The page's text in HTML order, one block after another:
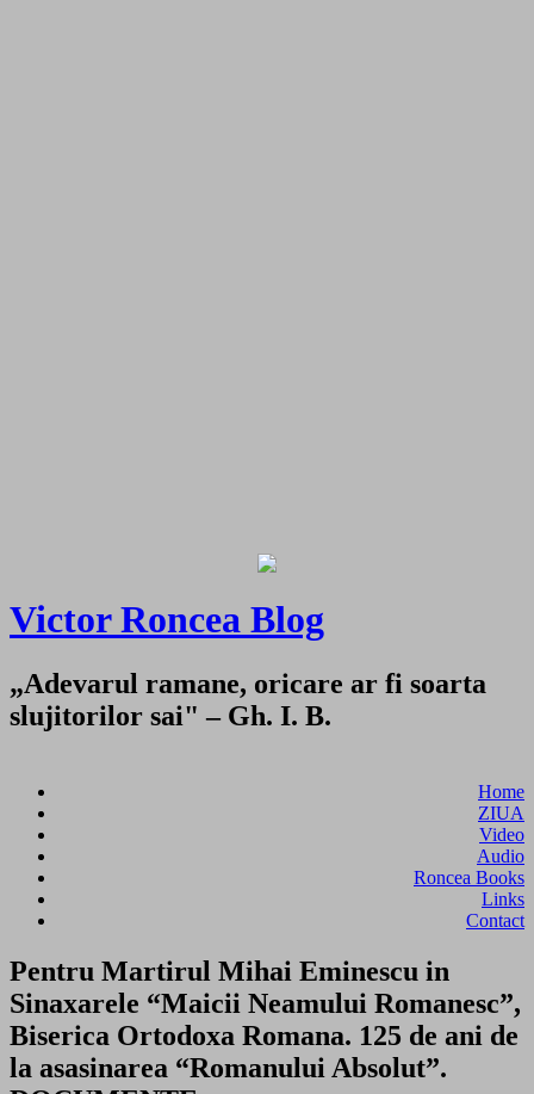
Victor Roncea Blog
„Adevarul ramane, oricare ar fi soarta
slujitorilor sai" – Gh. I. B.
Home
ZIUA
Video
Audio
Roncea Books
Links
Contact
Pentru Martirul Mihai Eminescu in
Sinaxarele “Maicii Neamului Romanesc”,
Biserica Ortodoxa Romana. 125 de ani de
la asasinarea “Romanului Absolut”.